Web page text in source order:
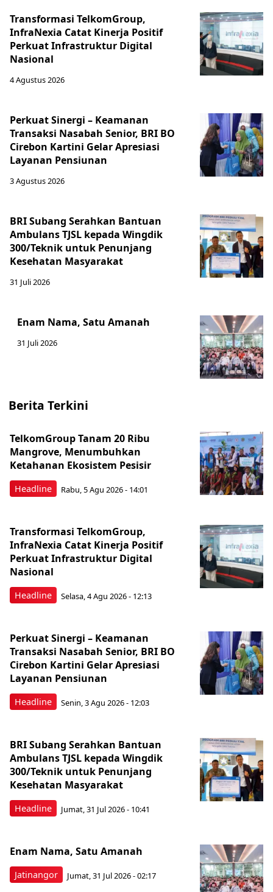
Transformasi TelkomGroup,
InfraNexia Catat Kinerja Positif
Perkuat Infrastruktur Digital
Nasional
4 Agustus 2026
Perkuat Sinergi – Keamanan
Transaksi Nasabah Senior, BRI BO
Cirebon Kartini Gelar Apresiasi
Layanan Pensiunan
3 Agustus 2026
BRI Subang Serahkan Bantuan
Ambulans TJSL kepada Wingdik
300/Teknik untuk Penunjang
Kesehatan Masyarakat ​
31 Juli 2026
Enam Nama, Satu Amanah
31 Juli 2026
Berita Terkini
Headline
TelkomGroup Tanam 20 Ribu
Mangrove, Menumbuhkan
Ketahanan Ekosistem Pesisir
Rabu, 5 Agu 2026 - 14:01
Headline
Transformasi TelkomGroup,
InfraNexia Catat Kinerja Positif
Perkuat Infrastruktur Digital
Nasional
Selasa, 4 Agu 2026 - 12:13
Headline
Perkuat Sinergi – Keamanan
Transaksi Nasabah Senior, BRI BO
Cirebon Kartini Gelar Apresiasi
Layanan Pensiunan
Senin, 3 Agu 2026 - 12:03
Headline
BRI Subang Serahkan Bantuan
Ambulans TJSL kepada Wingdik
300/Teknik untuk Penunjang
Kesehatan Masyarakat ​
Jumat, 31 Jul 2026 - 10:41
Jatinangor
Enam Nama, Satu Amanah
Jumat, 31 Jul 2026 - 02:17